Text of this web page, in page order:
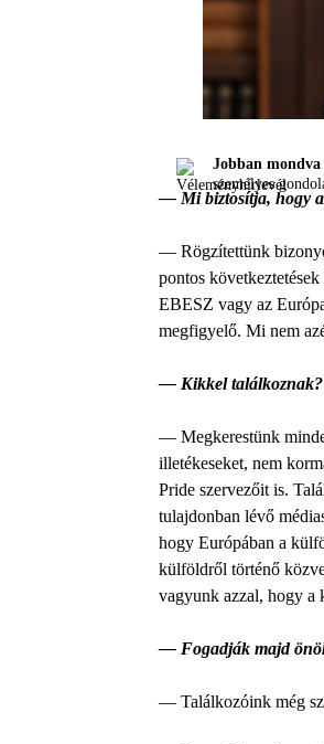
Jobban
személyes
— Mi biztosítja, hogy
— Rögzítettünk
pontos
EBESZ vagy az
megfigyelő. Mi nem
— Kikkel találkoznak?
— Megkerestünk
illetékeseket, nem
Pride szervezőit is.
tulajdonban lévő
hogy Európában a
külföldről történő
vagyunk azzal, hogy a
— Fogadják majd
— Találkozóink még